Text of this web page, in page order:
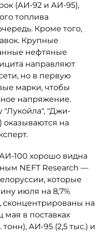
(АИ-92 и АИ-95),
топлива
Кроме того,
Крупные
нефтяные
направляют
но в первую
марки, чтобы
напряжение.
"Лукойла", "Джи-
на
100 хорошо видна
NEFT Research —
которые
июля на 8,7%
сконцентрированы на
мая в поставках
АИ-95 (2,5 тыс.) и